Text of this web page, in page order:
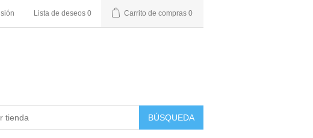
Lista de deseos 0 Carrito de compras 0
BÚSQUEDA